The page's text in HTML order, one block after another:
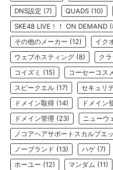
DNS設定 (7) QUADS (10)
SKE48 LIVE！！ ON DEMAND
その他のメーカー (12) イク
ウェブホスティング (8) ク
コイズミ (15) コーセーコス
スピークエル (17) セキュリ
ドメイン取得 (14) ドメイン
ドメイン管理 (23) ニューウ
ノコアヘアサポートスカルプエ
ノーブランド (13) ハゲ (7)
ホーユー (12) マンダム (11)